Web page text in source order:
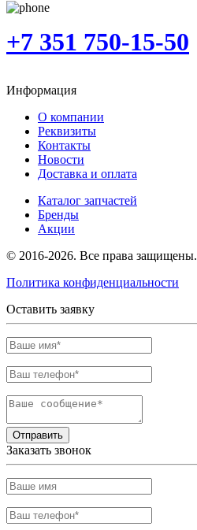
+7 351 750-15-50
Информация
О компании
Реквизиты
Контакты
Новости
Доставка и оплата
Каталог запчастей
Бренды
Акции
© 2016-2026. Все права защищены.
Политика конфиденциальности
Оставить заявку
Отправить
Заказать звонок